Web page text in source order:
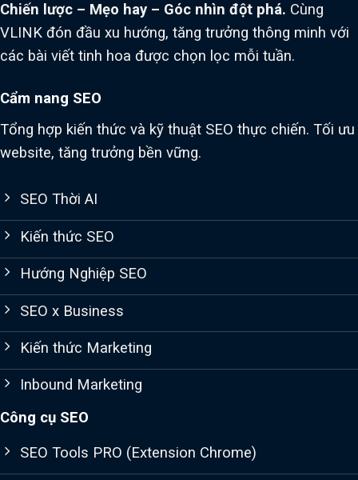
Chiến lược – Mẹo hay – Góc nhìn đột phá. Cùng
VLINK đón đầu xu hướng, tăng trưởng thông minh với
các bài viết tinh hoa được chọn lọc mỗi tuần.
Cẩm nang SEO
Tổng hợp kiến thức và kỹ thuật SEO thực chiến. Tối ưu
website, tăng trưởng bền vững.
SEO Thời AI
Kiến thức SEO
Hướng Nghiệp SEO
SEO x Business
Kiến thức Marketing
Inbound Marketing
Công cụ SEO
SEO Tools PRO (Extension Chrome)